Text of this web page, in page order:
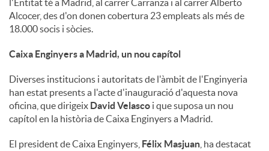
l'Entitat té a Madrid, al carrer Carranza i al carrer Alberto
Alcocer, des d'on donen cobertura 23 empleats als més de
18.000 socis i sòcies.
Caixa Enginyers a Madrid, un nou capítol
Diverses institucions i autoritats de l'àmbit de l'Enginyeria
han estat presents a l'acte d'inauguració d'aquesta nova
oficina, que dirigeix David Velasco i que suposa un nou
capítol en la història de Caixa Enginyers a Madrid.
El president de Caixa Enginyers, Félix Masjuan , ha destacat